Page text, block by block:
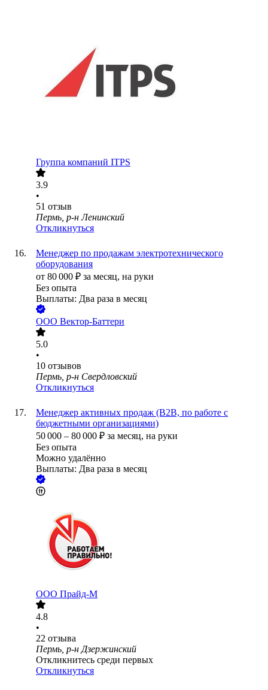
Группа компаний ITPS
3.9
•
51 отзыв
Пермь, р-н Ленинский
Откликнуться
Менеджер по продажам электротехнического
оборудования
от 80 000 ₽ за месяц, на руки
Без опыта
Выплаты: Два раза в месяц
ООО Вектор-Баттери
5.0
•
10 отзывов
Пермь, р-н Свердловский
Откликнуться
Менеджер активных продаж (B2B, по работе с
бюджетными организациями)
50 000 – 80 000 ₽ за месяц, на руки
Без опыта
Можно удалённо
Выплаты: Два раза в месяц
ООО Прайд-М
4.8
•
22 отзыва
Пермь, р-н Дзержинский
Откликнитесь среди первых
Откликнуться